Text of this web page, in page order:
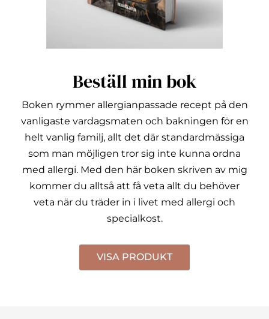
Beställ min bok
Boken rymmer allergianpassade recept på den
vanligaste vardagsmaten och bakningen för en
helt vanlig familj, allt det där standardmässiga
som man möjligen tror sig inte kunna ordna
med allergi. Med den här boken skriven av mig
kommer du alltså att få veta allt du behöver
veta när du träder in i livet med allergi och
specialkost.
VISA PRODUKT